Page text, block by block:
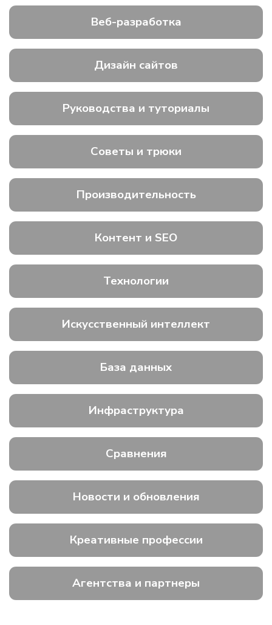
Веб-разработка
Дизайн сайтов
Руководства и туториалы
Советы и трюки
Производительность
Контент и SEO
Технологии
Искусственный интеллект
База данных
Инфраструктура
Сравнения
Новости и обновления
Креативные профессии
Агентства и партнеры